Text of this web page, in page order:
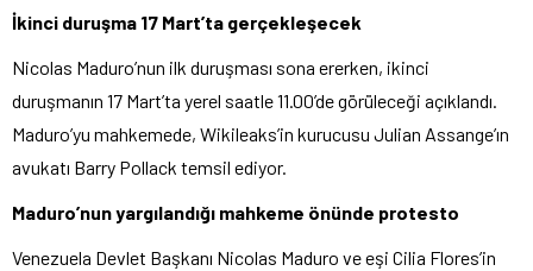
İkinci duruşma 17 Mart’ta gerçekleşecek
Nicolas Maduro’nun ilk duruşması sona ererken, ikinci
duruşmanın 17 Mart’ta yerel saatle 11.00’de görüleceği açıklandı.
Maduro’yu mahkemede, Wikileaks’in kurucusu Julian Assange’ın
avukatı Barry Pollack temsil ediyor.
Maduro’nun yargılandığı mahkeme önünde protesto
Venezuela Devlet Başkanı Nicolas Maduro ve eşi Cilia Flores’in